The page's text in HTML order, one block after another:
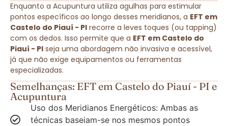
Enquanto a Acupuntura utiliza agulhas para estimular
pontos específicos ao longo desses meridianos, a EFT em
Castelo do Piauí - PI recorre a leves toques (ou tapping)
com os dedos. Isso permite que a EFT em Castelo do
Piauí - PI seja uma abordagem não invasiva e acessível,
já que não exige equipamentos ou ferramentas
especializadas.
Semelhanças: EFT em Castelo do Piauí - PI e
Acupuntura
Uso dos Meridianos Energéticos: Ambas as
técnicas baseiam-se nos mesmos pontos